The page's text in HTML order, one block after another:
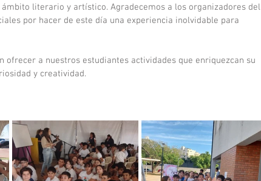
literario y artístico. Agradecemos a los organizadores del
por hacer de este día una experiencia inolvidable para
ofrecer a nuestros estudiantes actividades que enriquezcan su
y creatividad.